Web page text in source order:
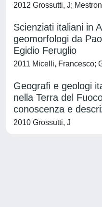
2012 Grossutti, J;
Scienziati italiani in
geomorfologi da
Egidio Feruglio
2011 Micelli, Francesco;
Geografi e geologi
nella Terra del
conoscenza e
2010 Grossutti, J